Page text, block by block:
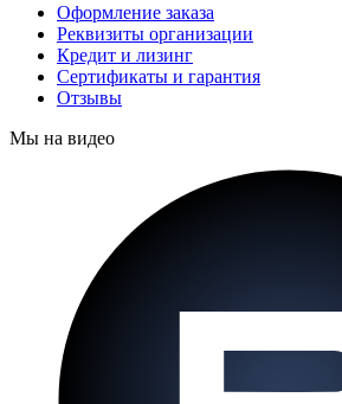
Оформление заказа
Реквизиты организации
Кредит и лизинг
Сертификаты и гарантия
Отзывы
Мы на видео